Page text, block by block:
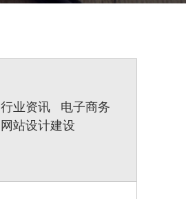
行业资讯
电子商务
网站设计建设